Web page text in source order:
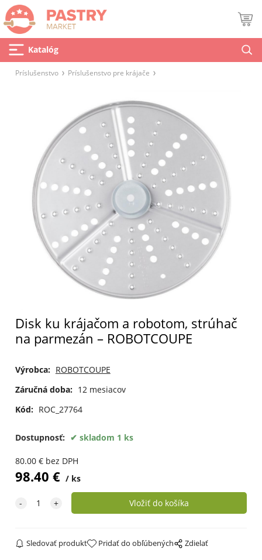
Katalóg
Príslušenstvo Príslušenstvo pre krájače
Disk ku krájačom a robotom, strúhač
na parmezán – ROBOTCOUPE
Výrobca: ROBOTCOUPE
Záručná doba: 12 mesiacov
Kód: ROC_27764
Dostupnosť: skladom 1 ks
80.00€ bez DPH
98.40 € ks
Sledovať produkt Pridať do obľúbených Zdielať